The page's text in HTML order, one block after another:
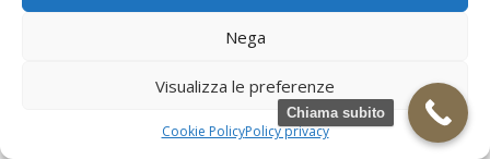
Nega
Visualizza le preferenze
Cookie PolicyPolicy privacy
Chiama subito